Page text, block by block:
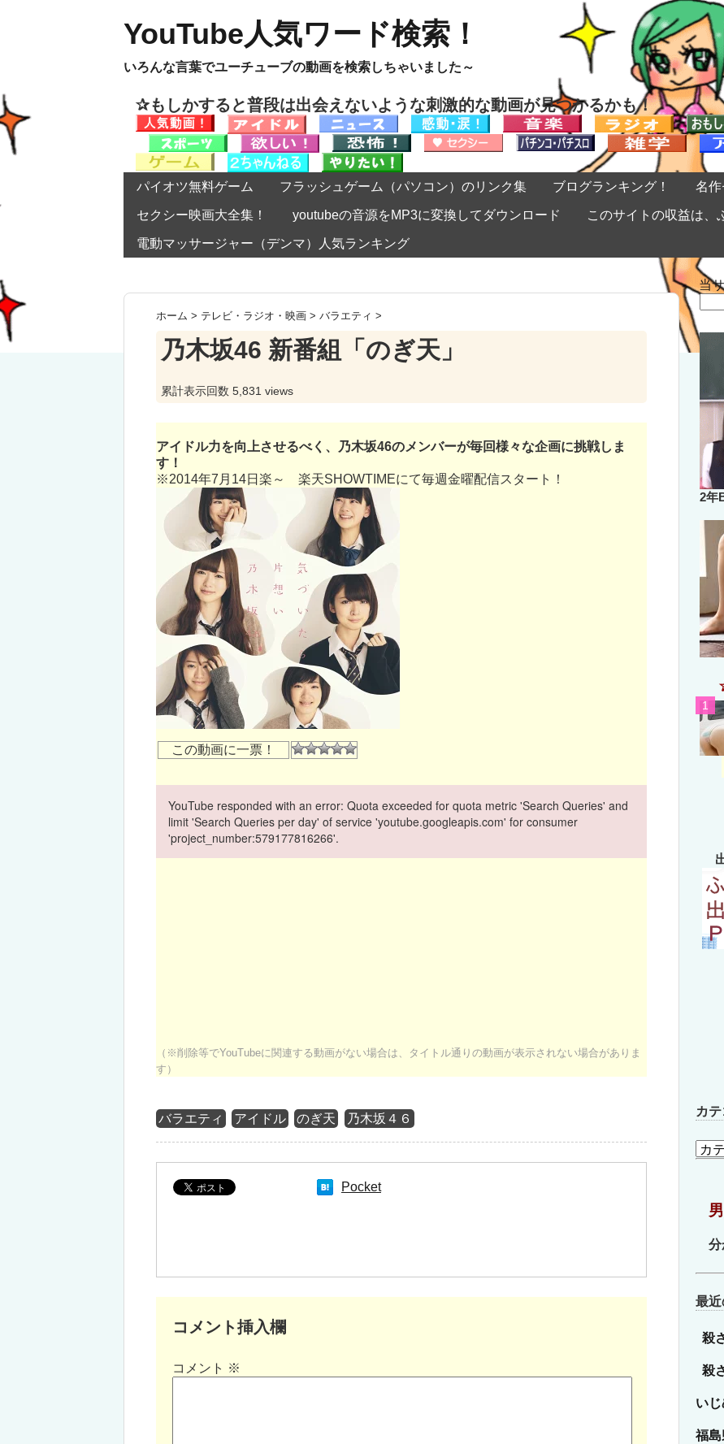
YouTube人気ワード検索！
いろんな言葉でユーチューブの動画を検索しちゃいました～
✰もしかすると普段は出会えないような刺激的な動画が見つかるかも！
パイオツ無料ゲーム フラッシュゲーム（パソコン）のリンク集 ブログランキング！ 名作
セクシー映画大全集！ youtubeの音源をMP3に変換してダウンロード このサイトの収益は
電動マッサージャー（デンマ）人気ランキング
当
ホーム > テレビ・ラジオ・映画 > バラエティ >
乃木坂46 新番組「のぎ天」
累計表示回数 5,831 views
アイドル力を向上させるべく、乃木坂46のメンバーが毎回様々な企画に挑戦しま
す！
※2014年7月14日楽～ 楽天SHOWTIMEにて毎週金曜配信スタート！
この動画に一票！
YouTube responded with an error: Quota exceeded for quota metric 'Search Queries' and
limit 'Search Queries per day' of service 'youtube.googleapis.com' for consumer
'project_number:579177816266'.
（※削除等でYouTubeに関連する動画がない場合は、タイトル通りの動画が表示されない場合がありま
す）
バラエティ アイドル のぎ天 乃木坂４６
Pocket
コメント挿入欄
コメント ※
検
索:
2年
カ
カ
テ
最近
殺
殺
い
福